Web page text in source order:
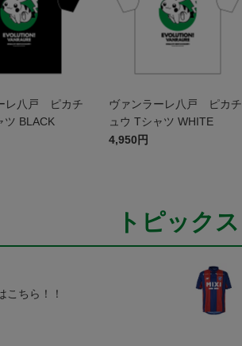
レ八戸 ピカチ
ツ BLACK
ヴァンラーレ八戸 ピカチ
ュウ Tシャツ WHITE
4,950円
トピックス
こちら！！